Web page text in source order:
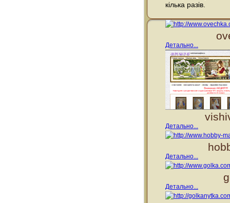
кілька разів.
Детально...
Детально...
Детально...
Детально...